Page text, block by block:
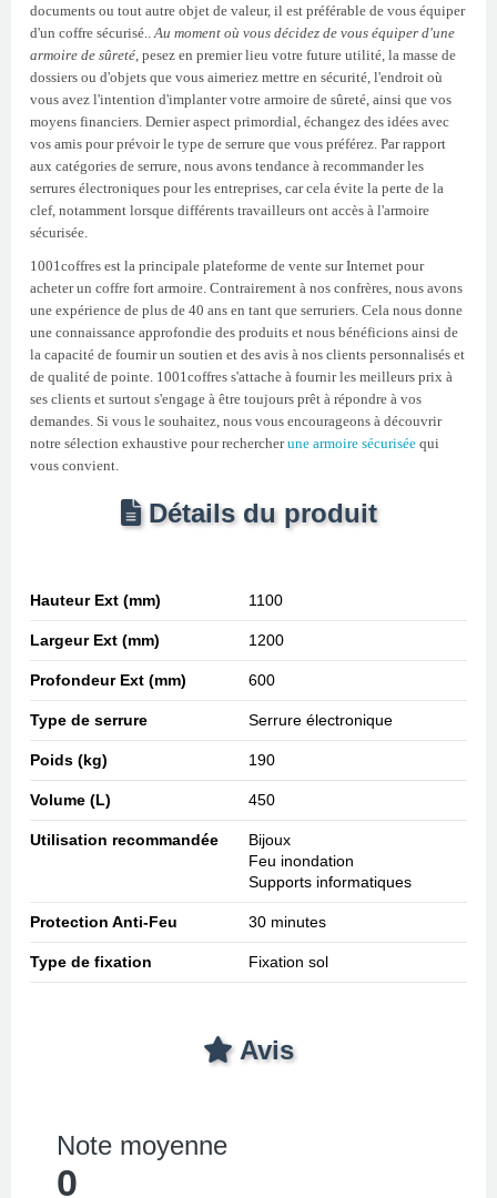
documents ou tout autre objet de valeur, il est préférable de vous équiper
d'un coffre sécurisé.. Au moment où vous décidez de vous équiper d'une
armoire de sûreté , pesez en premier lieu votre future utilité, la masse de
dossiers ou d'objets que vous aimeriez mettre en sécurité, l'endroit où
vous avez l'intention d'implanter votre armoire de sûreté, ainsi que vos
moyens financiers. Dernier aspect primordial, échangez des idées avec
vos amis pour prévoir le type de serrure que vous préférez. Par rapport
aux catégories de serrure, nous avons tendance à recommander les
serrures électroniques pour les entreprises, car cela évite la perte de la
clef, notamment lorsque différents travailleurs ont accès à l'armoire
sécurisée.
1001coffres est la principale plateforme de vente sur Internet pour
acheter un coffre fort armoire. Contrairement à nos confrères, nous avons
une expérience de plus de 40 ans en tant que serruriers. Cela nous donne
une connaissance approfondie des produits et nous bénéficions ainsi de
la capacité de fournir un soutien et des avis à nos clients personnalisés et
de qualité de pointe. 1001coffres s'attache à fournir les meilleurs prix à
ses clients et surtout s'engage à être toujours prêt à répondre à vos
demandes. Si vous le souhaitez, nous vous encourageons à découvrir
notre sélection exhaustive pour rechercherune armoire sécurisée qui
vous convient.
Détails du produit
Hauteur Ext (mm) 1100
Largeur Ext (mm) 1200
Profondeur Ext (mm) 600
Type de serrure Serrure électronique
Poids (kg) 190
Volume (L) 450
Utilisation recommandée
Bijoux
Feu inondation
Supports informatiques
Protection Anti-Feu 30 minutes
Type de fixation Fixation sol
Avis
Note moyenne
0